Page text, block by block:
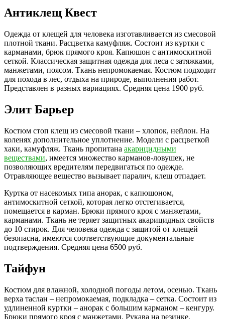
Антиклещ Квест
Одежда от клещей для человека изготавливается из смесовой
плотной ткани. Расцветка камуфляж. Состоит из куртки с
карманами, брюк прямого кроя. Капюшон с антимоскитной
сеткой. Классическая защитная одежда для леса с затяжками,
манжетами, поясом. Ткань непромокаемая. Костюм подходит
для похода в лес, отдыха на природе, выполнения работ.
Представлен в разных вариациях. Средняя цена 1900 руб.
Элит Барьер
Костюм стоп клещ из смесовой ткани – хлопок, нейлон. На
коленях дополнительное уплотнение. Модели с расцветкой
хаки, камуфляж. Ткань пропитана акарицидными
веществами, имеется множество карманов-ловушек, не
позволяющих вредителям передвигаться по одежде.
Отравляющее вещество вызывает паралич, клещ отпадает.
Куртка от насекомых типа анорак, с капюшоном,
антимоскитной сеткой, которая легко отстегивается,
помещается в карман. Брюки прямого кроя с манжетами,
карманами. Ткань не теряет защитных акарицидных свойств
до 10 стирок. Для человека одежда с защитой от клещей
безопасна, имеются соответствующие документальные
подтверждения. Средняя цена 6500 руб.
Тайфун
Костюм для влажной, холодной погоды летом, осенью. Ткань
верха таслан – непромокаемая, подкладка – сетка. Состоит из
удлиненной куртки – анорак с большим карманом – кенгуру.
Брюки прямого кроя с манжетами. Рукава на резинке,